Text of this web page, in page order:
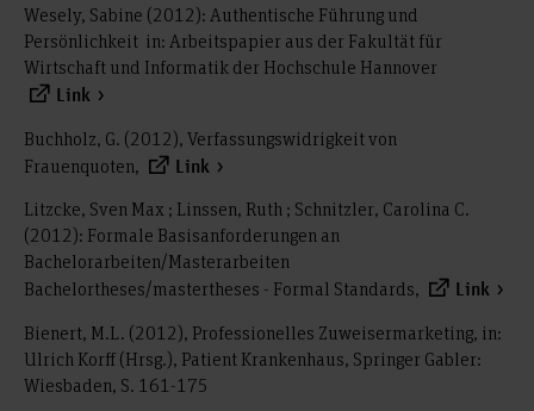
Wesely, Sabine (2012): Authentische Führung und
Persönlichkeit in: Arbeitspapier aus der Fakultät für
Wirtschaft und Informatik der Hochschule Hannover
Link
Buchholz, G. (2012), Verfassungswidrigkeit von
Frauenquoten,
Link
Litzcke, Sven Max ; Linssen, Ruth ; Schnitzler, Carolina C.
(2012): Formale Basisanforderungen an
Bachelorarbeiten/Masterarbeiten
Bachelortheses/mastertheses - Formal Standards,
Link
Bienert, M.L. (2012), Professionelles Zuweisermarketing, in:
Ulrich Korff (Hrsg.), Patient Krankenhaus, Springer Gabler:
Wiesbaden, S. 161-175